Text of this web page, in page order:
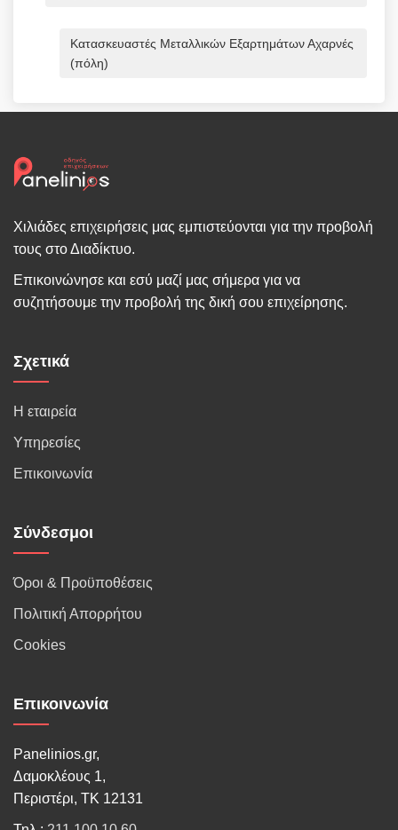
Κατασκευαστές Μεταλλικών Εξαρτημάτων Αχαρνές
(πόλη)
Χιλιάδες επιχειρήσεις μας εμπιστεύονται για την προβολή
τους στο Διαδίκτυο.
Επικοινώνησε και εσύ μαζί μας σήμερα για να
συζητήσουμε την προβολή της δική σου επιχείρησης.
Σχετικά
Η εταιρεία
Υπηρεσίες
Επικοινωνία
Σύνδεσμοι
Όροι & Προϋποθέσεις
Πολιτική Απορρήτου
Cookies
Επικοινωνία
Panelinios.gr,
Δαμοκλέους 1,
Περιστέρι, ΤΚ 12131